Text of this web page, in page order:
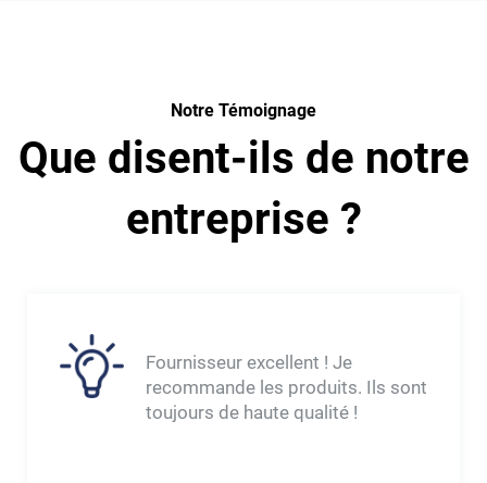
Notre Témoignage
Que disent-ils de notre
entreprise ?
Fournisseur excellent ! Je
recommande les produits. Ils sont
toujours de haute qualité !